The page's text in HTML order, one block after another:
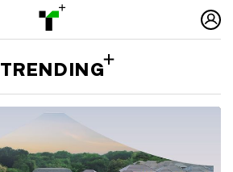
TRENDING